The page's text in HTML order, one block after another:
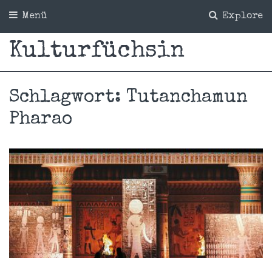
Explore
Menü
Kulturfüchsin
Schlagwort: Tutanchamun
Pharao